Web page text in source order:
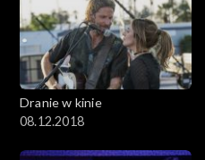
Dranie w kinie
08.12.2018